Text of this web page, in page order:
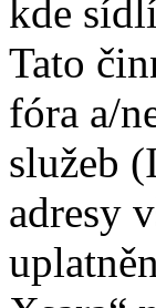
kde
Tato
fóra a/
služeb
adresy